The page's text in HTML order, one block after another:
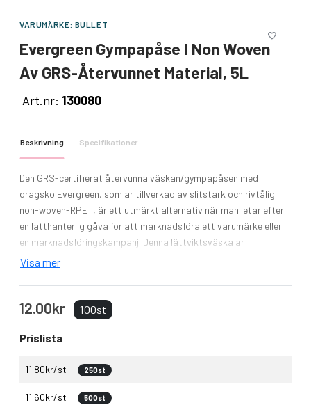
VARUMÄRKE: BULLET
Evergreen Gympapåse I Non Woven
Av GRS-Återvunnet Material, 5L
Art.nr: 130080
Beskrivning Specifikationer
Den GRS-certifierat återvunna väskan/gympapåsen med
dragsko Evergreen, som är tillverkad av slitstark och rivtålig
non-woven-RPET, är ett utmärkt alternativ när man letar efter
en lätthanterlig gåva för att marknadsföra ett varumärke eller
en marknadsföringskampanj. Denna lättviktsväska är
budgetvänlig och har en dragsko som gör den lätt att bära över
kg vikt.
Visa mer
12.00kr 100st
Prislista
11.80kr/st 250st
11.60kr/st 500st